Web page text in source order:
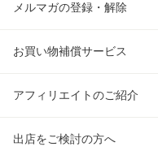
メルマガの登録・解除
お買い物補償サービス
アフィリエイトのご紹介
出店をご検討の方へ